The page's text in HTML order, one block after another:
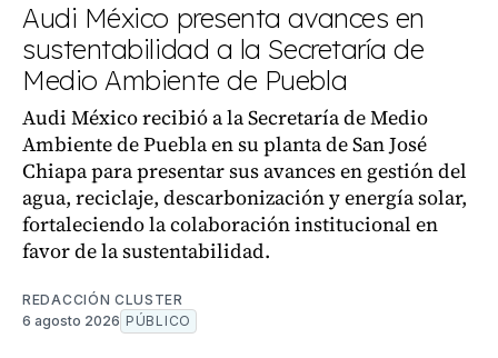
Audi México presenta avances en
sustentabilidad a la Secretaría de
Medio Ambiente de Puebla
Audi México recibió a la Secretaría de Medio
Ambiente de Puebla en su planta de San José
Chiapa para presentar sus avances en gestión del
agua, reciclaje, descarbonización y energía solar,
fortaleciendo la colaboración institucional en
favor de la sustentabilidad.
REDACCIÓN CLUSTER
6 agosto 2026 PÚBLICO